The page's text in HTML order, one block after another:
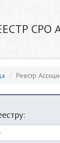
СРО
Реестр